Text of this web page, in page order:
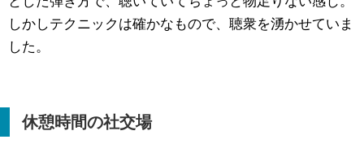
しかしテクニックは確かなもので、聴衆を湧かせていま
した。
休憩時間の社交場